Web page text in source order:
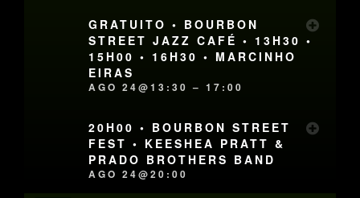
GRATUITO • BOURBON
STREET JAZZ CAFÉ • 13H30 •
15H00 • 16H30 • MARCINHO
EIRAS
AGO 24@13:30 – 17:00
20H00 • BOURBON STREET
FEST • KEESHEA PRATT &
PRADO BROTHERS BAND
AGO 24@20:00